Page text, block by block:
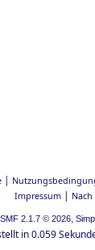
|
Impressum|
SMF 2.1.7 © 2026,
in 0.059